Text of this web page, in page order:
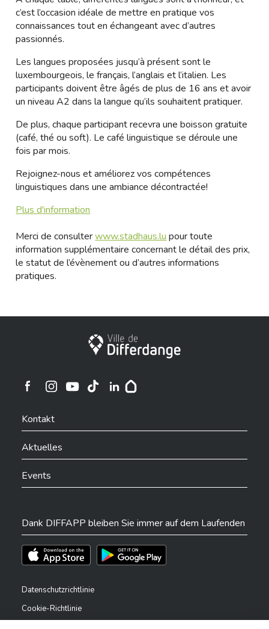
c’est l’occasion idéale de mettre en pratique vos
connaissances tout en échangeant avec d’autres
passionnés.
Les langues proposées jusqu’à présent sont le
luxembourgeois, le français, l’anglais et l’italien. Les
participants doivent être âgés de plus de 16 ans et avoir
un niveau A2 dans la langue qu’ils souhaitent pratiquer.
De plus, chaque participant recevra une boisson gratuite
(café, thé ou soft). Le café linguistique se déroule une
fois par mois.
Rejoignez-nous et améliorez vos compétences
linguistiques dans une ambiance décontractée!
Plus d'information
Merci de consulterwww.stadhaus.lu pour toute
information supplémentaire concernant le détail des prix,
le statut de l’évènement ou d’autres informations
pratiques.
Stadt Differdingen
Ville de Differdange sur Instagram
Kontakt
Aktuelles
Events
Dank DIFFAPP bleiben Sie immer auf dem Laufenden
Téléchargez l'app sur l'App StoreTéléchargez l'app sur Play Store
Datenschutzrichtlinie
Cookie-Richtlinie